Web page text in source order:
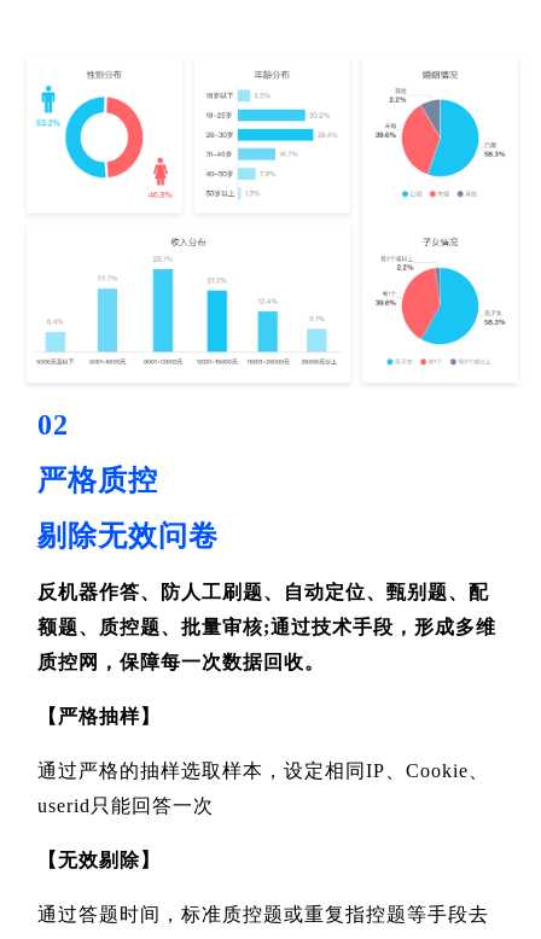
02
严格质控
剔除无效问卷
反机器作答、防人工刷题、自动定位、甄别题、配
额题、质控题、批量审核;通过技术手段，形成多维
质控网，保障每一次数据回收。
【 严格抽样】
通过严格的抽样选取样本，设定相同IP、Cookie、
userid只能回答一次
【无效剔除】
通过答题时间，标准质控题或重复指控题等手段去